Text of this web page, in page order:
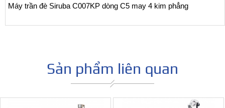
kim phẳng
Máy trần đè Siruba S007K dòng S1 may
Sản phẩm liên quan